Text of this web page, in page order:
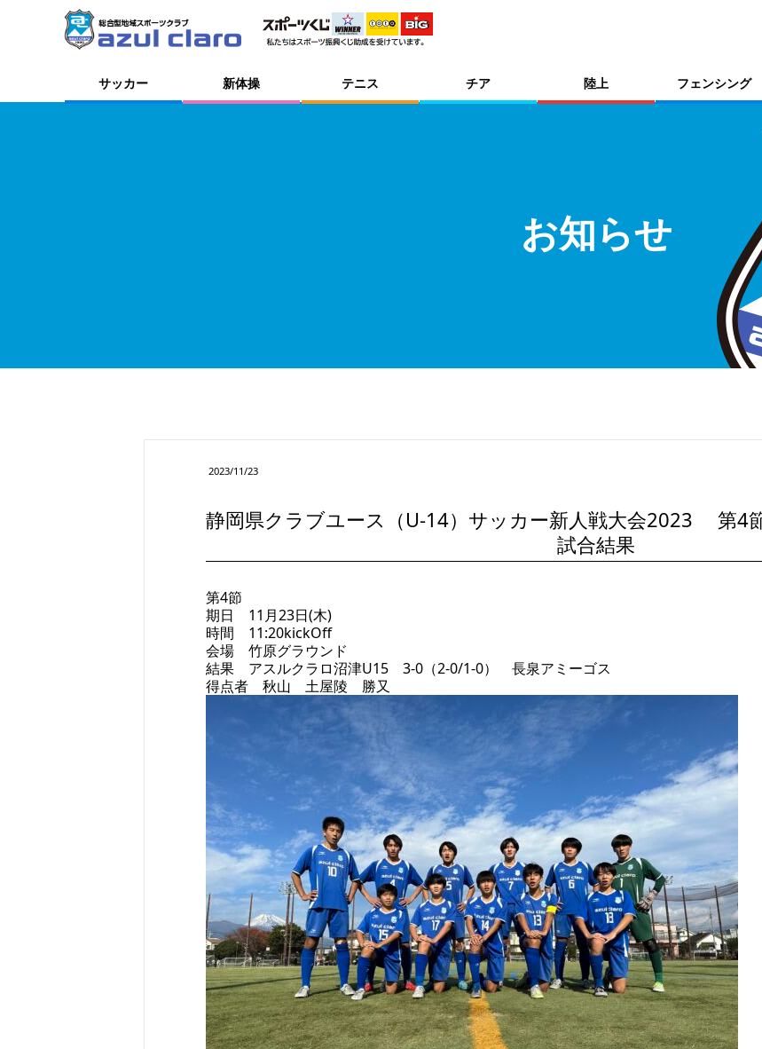
サッカー 新体操 テニス チア 陸上 フェンシング
お知らせ
2023/11/23
静岡県クラブユース（U-14）サッカー新人戦大会2023 第
試合結果
第4節
期日 11月23日(木)
時間 11:20kickOff
会場 竹原グラウンド
結果 アスルクラロ沼津U15 3-0（2-0/1-0） 長泉アミーゴス
得点者 秋山 土屋陵 勝又